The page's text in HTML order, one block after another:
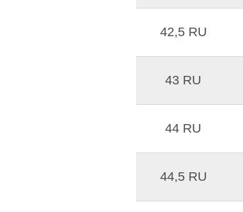
42,5 RU
43 RU
44 RU
44,5 RU